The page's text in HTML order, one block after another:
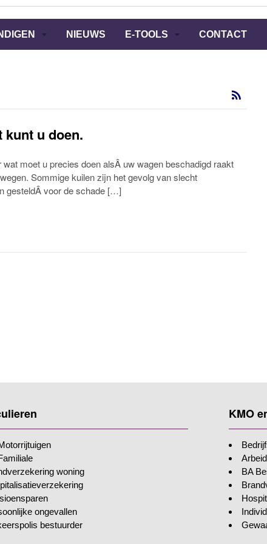
NIEUWS E-TOOLS CONTACT
kunt u doen.
moet u precies doen alsÂ uw wagen beschadigd raakt
Sommige kuilen zijn het gevolg van slecht
gesteldÂ voor de schade […]
woning
ongevallen
bestuurder
KMO
BA